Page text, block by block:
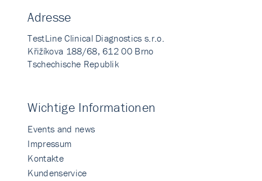
Adresse
TestLine Clinical Diagnostics s.r.o.
Křižíkova 188/68, 612 00 Brno
Tschechische Republik
Wichtige Informationen
Events and news
Impressum
Kontakte
Kundenservice